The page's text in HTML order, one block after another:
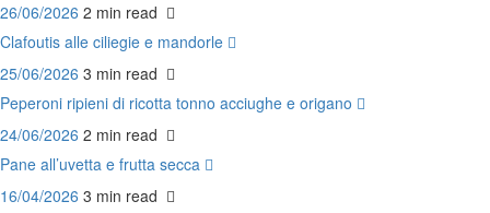
26/06/2026 2 min read
Clafoutis alle ciliegie e mandorle
25/06/2026 3 min read
Peperoni ripieni di ricotta tonno acciughe e origano
24/06/2026 2 min read
Pane all’uvetta e frutta secca
16/04/2026 3 min read